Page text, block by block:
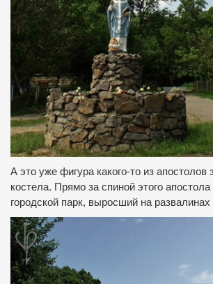
А это уже фигура какого-то из апостолов
костела. Прямо за спиной этого
городской парк, выросший на развалинах